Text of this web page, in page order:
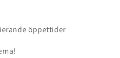
öppettider